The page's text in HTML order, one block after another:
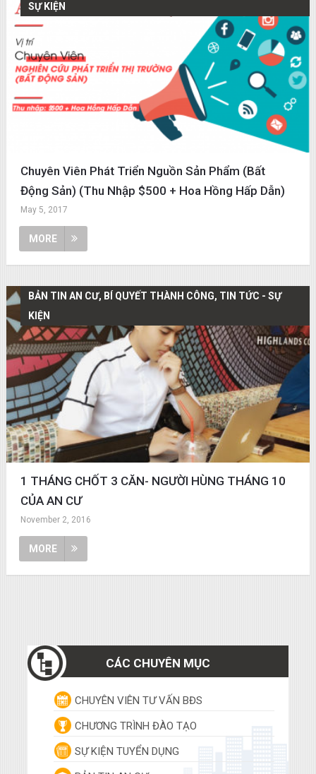
SỰ KIỆN
Chuyên Viên Phát Triển Nguồn Sản Phẩm (Bất
Động Sản) (Thu Nhập $500 + Hoa Hồng Hấp Dẫn)
May 5, 2017
MORE
BẢN TIN AN CƯ, BÍ QUYẾT THÀNH CÔNG, TIN TỨC - SỰ
KIỆN
1 THÁNG CHỐT 3 CĂN- NGƯỜI HÙNG THÁNG 10
CỦA AN CƯ
November 2, 2016
MORE
CÁC CHUYÊN MỤC
CHUYÊN VIÊN TƯ VẤN BĐS
CHƯƠNG TRÌNH ĐÀO TẠO
SỰ KIỆN TUYỂN DỤNG